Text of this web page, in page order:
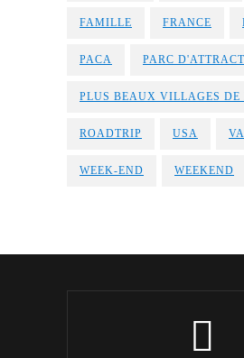
FAMILLE FRANCE
PACA PARC
PLUS BEAUX VILLAGES DE
ROADTRIP USA
WEEK-END WEEKEND